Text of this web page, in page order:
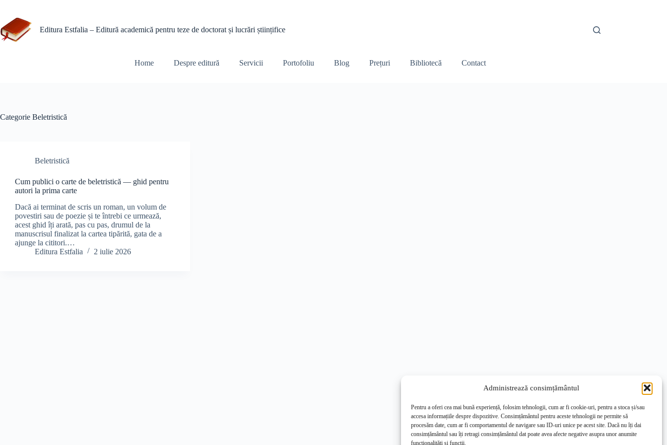
Administrează consimțământul
Pentru a oferi cea mai bună experiență, folosim tehnologii, cum ar fi cookie-uri, pentru a stoca și/sau
accesa informațiile despre dispozitive. Consimțământul pentru aceste tehnologii ne permite să
procesăm date, cum ar fi comportamentul de navigare sau ID-uri unice pe acest site. Dacă nu îți dai
consimțământul sau îți retragi consimțământul dat poate avea afecte negative asupra unor anumite
funcționalități și funcții.
conținut
Editura Estfalia – Editură academică pentru teze de doctorat și lucrări științifice
Home Despre editură Servicii Portofoliu Blog Prețuri Bibliotecă Contact
Categorie Beletristică
Beletristică
Cum publici o carte de beletristică — ghid pentru
autori la prima carte
Dacă ai terminat de scris un roman, un volum de
povestiri sau de poezie și te întrebi ce urmează,
acest ghid îți arată, pas cu pas, drumul de la
manuscrisul finalizat la cartea tipărită, gata de a
ajunge la cititori.…
Editura Estfalia
2 iulie 2026